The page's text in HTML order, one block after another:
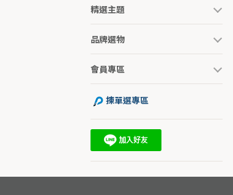
精選主題
品牌選物
會員專區
揀單選專區